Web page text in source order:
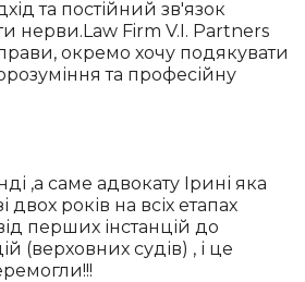
та постійний зв'язок
нерви.Law Firm V.I. Partners
окремо хочу подякувати
та професійну
,а саме адвокату Ірині яка
двох років на всіх етапах
перших інстанцій до
(верховних судів) , і це